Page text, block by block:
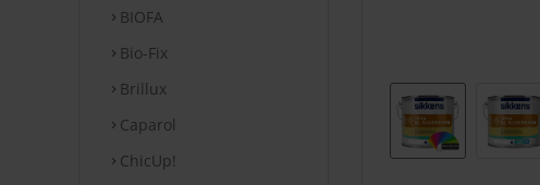
BIOFA
Bio-Fix
Brillux
Caparol
ChicUp!